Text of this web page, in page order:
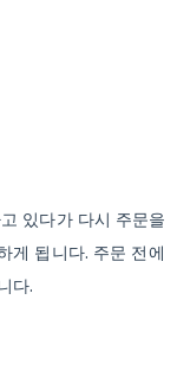
있다가 다시 주문을
게 됩니다. 주문 전에
다.